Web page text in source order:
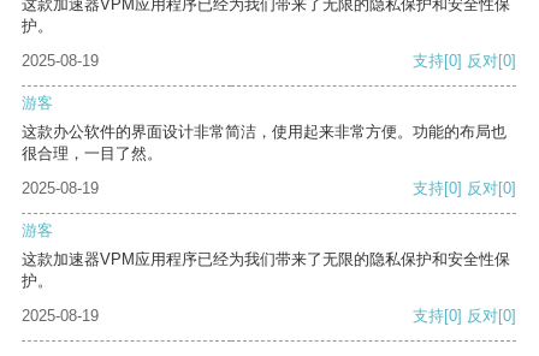
这款加速器VPM应用程序已经为我们带来了无限的隐私保护和安全性保
护。
2025-08-19
支持[0] 反对[0]
游客
这款办公软件的界面设计非常简洁，使用起来非常方便。功能的布局也
很合理，一目了然。
2025-08-19
支持[0] 反对[0]
游客
这款加速器VPM应用程序已经为我们带来了无限的隐私保护和安全性保
护。
2025-08-19
支持[0] 反对[0]